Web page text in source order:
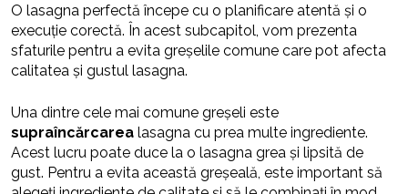
O lasagna perfectă începe cu o planificare atentă și o
execuție corectă. În acest subcapitol, vom prezenta
sfaturile pentru a evita greșelile comune care pot afecta
calitatea și gustul lasagna.
Una dintre cele mai comune greșeli este
supraîncărcarea lasagna cu prea multe ingrediente.
Acest lucru poate duce la o lasagna grea și lipsită de
gust. Pentru a evita această greșeală, este important să